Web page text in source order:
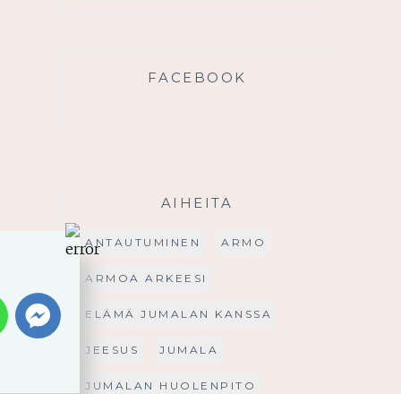
FACEBOOK
AIHEITA
ANTAUTUMINEN ARMO
ARMOA ARKEESI
ELÄMÄ JUMALAN KANSSA
JEESUS JUMALA
JUMALAN HUOLENPITO